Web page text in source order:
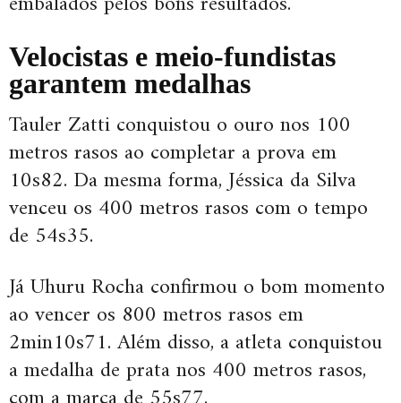
Velocistas e meio-fundistas
garantem medalhas
Tauler Zatti conquistou o ouro nos 100
metros rasos ao completar a prova em
10s82. Da mesma forma, Jéssica da Silva
venceu os 400 metros rasos com o tempo
de 54s35.
Já Uhuru Rocha confirmou o bom momento
ao vencer os 800 metros rasos em
2min10s71. Além disso, a atleta conquistou
a medalha de prata nos 400 metros rasos,